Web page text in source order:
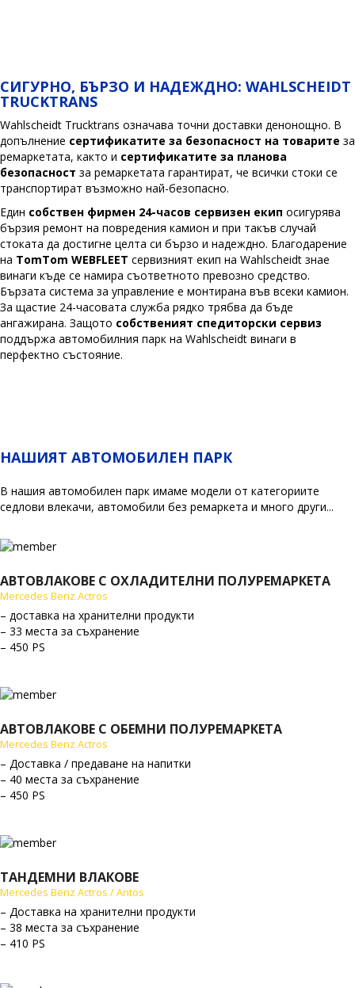
СИГУРНО, БЪРЗО И НАДЕЖДНО: WAHLSCHEIDT
TRUCKTRANS
Wahlscheidt Trucktrans означава точни доставки денонощно. В
допълнение сертификатите за безопасност на товарите за
ремаркетата, както и сертификатите за планова
безопасност за ремаркетата гарантират, че всички стоки се
транспортират възможно най-безопасно.
Един собствен фирмен 24-часов сервизен екип осигурява
бързия ремонт на повредения камион и при такъв случай
стоката да достигне целта си бързо и надеждно. Благодарение
на TomTom WEBFLEET сервизният екип на Wahlscheidt знае
винаги къде се намира съответното превозно средство.
Бързата система за управление е монтирана във всеки камион.
За щастие 24-часовата служба рядко трябва да бъде
ангажирана. Защото собственият спедиторски сервиз
поддържа автомобилния парк на Wahlscheidt винаги в
перфектно състояние.
НАШИЯТ АВТОМОБИЛЕН ПАРК
В нашия автомобилен парк имаме модели от категориите
седлови влекачи, автомобили без ремаркета и много други...
АВТОВЛАКОВЕ С ОХЛАДИТЕЛНИ ПОЛУРЕМАРКЕТА
Mercedes Benz Actros
– доставка на хранителни продукти
– 33 места за съхранение
– 450 PS
АВТОВЛАКОВЕ С ОБЕМНИ ПОЛУРЕМАРКЕТА
Mercedes Benz Actros
– Доставка / предаване на напитки
– 40 места за съхранение
– 450 PS
ТАНДЕМНИ ВЛАКОВЕ
Mercedes Benz Actros / Antos
– Доставка на хранителни продукти
– 38 места за съхранение
– 410 PS